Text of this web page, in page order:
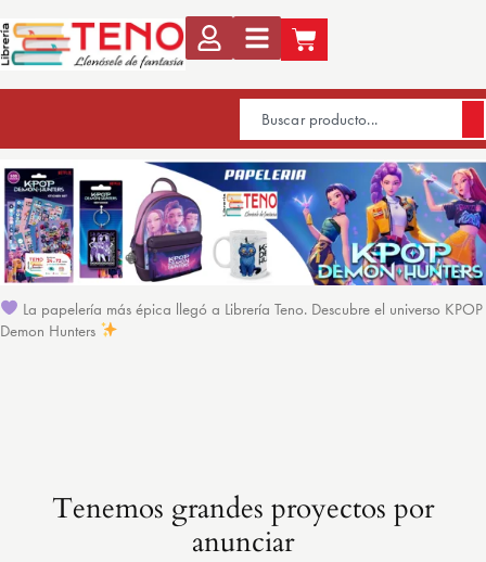
La papelería más épica llegó a Librería Teno. Descubre el universo KPOP
Demon Hunters
Tenemos grandes proyectos por
anunciar